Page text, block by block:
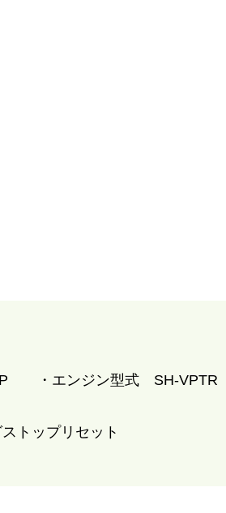
・エンジン型式 SH-VPTR
トップリセット